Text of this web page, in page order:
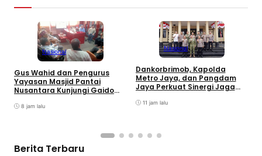
Nasional
Gus Wahid dan Pengurus
Yayasan Masjid Pantai
Nusantara Kunjungi Gaido
Pengembangan Ekonomi
8 jam lalu
Nasional
Dankorbrimob, Kapolda
Metro Jaya, dan Pangdam
Jaya Perkuat Sinergi Jaga
11 jam lalu
Berita Terbaru